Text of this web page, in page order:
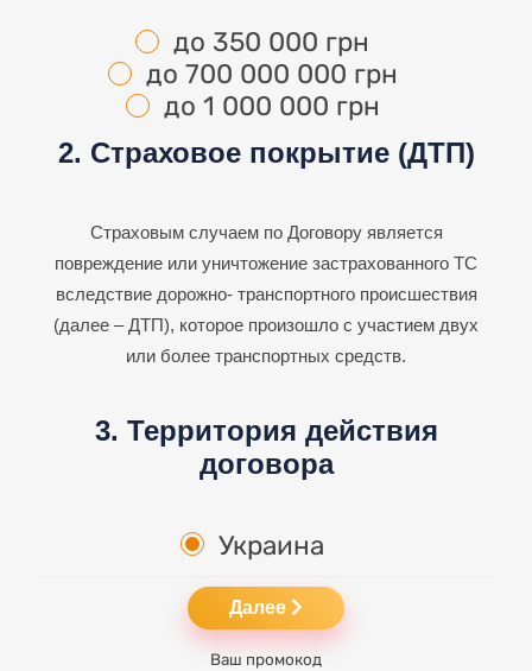
до 350 000 грн
до 700 000 000 грн
до 1 000 000 грн
2. Страховое покрытие (ДТП)
Страховым случаем по Договору является
повреждение или уничтожение застрахованного ТС
вследствие дорожно- транспортного происшествия
(далее – ДТП), которое произошло с участием двух
или более транспортных средств.
3. Территория действия
договора
Украина
Далее
Ваш промокод